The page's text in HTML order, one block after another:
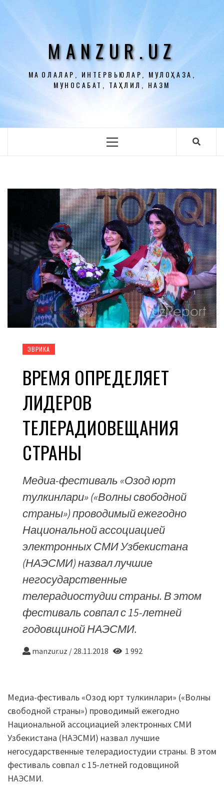
MANZUR.UZ
МАҚОЛАЛАР, ИНТЕРВЬЮЛАР, МУЛОҲАЗА,
МУНОСАБАТ, ТАҲЛИЛ, НАЗМ
меню
ЭВРИКА
ВРЕМЯ ОПРЕДЕЛЯЕТ
ЛИДЕРОВ
ТЕЛЕРАДИОВЕЩАНИЯ
СТРАНЫ
Медиа-фестиваль «Озод юрт
тулкинлари» («Волны свободной
страны») проводимый ежегодно
Национальной ассоциацией
электронных СМИ Узбекистана
(НАЭСМИ) назвал лучшие
негосударственные
телерадиостудии страны. В этом
фестиваль совпал с 15-летней
годовщиной НАЭСМИ.
manzur.uz / 28.11.2018 1 992
Медиа-фестиваль «Озод юрт тулкинлари» («Волны
свободной страны») проводимый ежегодно
Национальной ассоциацией электронных СМИ
Узбекистана (НАЭСМИ) назвал лучшие
негосударственные телерадиостудии страны. В этом
фестиваль совпал с 15-летней годовщиной
НАЭСМИ.